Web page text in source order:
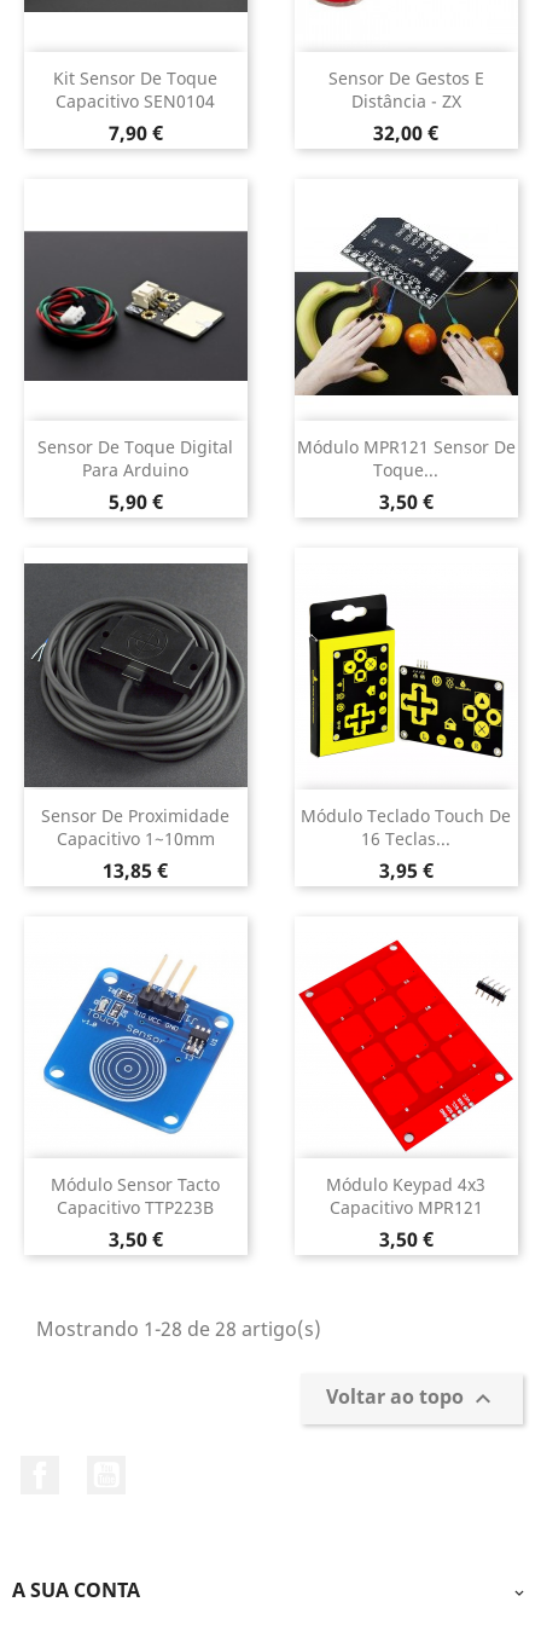
Kit Sensor De Toque
Capacitivo SEN0104
Preço
7,90 €
Sensor De Gestos E
Distância - ZX
Preço
32,00 €
Sensor De Toque Digital
Para Arduino
Preço
5,90 €
Módulo MPR121 Sensor De
Toque...
Preço
3,50 €
Sensor De Proximidade
Capacitivo 1~10mm
Preço
13,85 €
Módulo Teclado Touch De
16 Teclas...
Preço
3,95 €
Módulo Sensor Tacto
Capacitivo TTP223B
Preço
3,50 €
Módulo Keypad 4x3
Capacitivo MPR121
Preço
3,50 €
Mostrando 1-28 de 28 artigo(s)
Voltar ao topo 
A SUA CONTA 